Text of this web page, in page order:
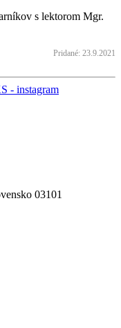
s lektorom Mgr.
Pridané: 23.9.2021
03101